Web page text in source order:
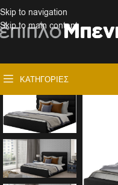
Skip to navigation
Skip to main content
ΚΑΤΗΓΟΡΊΕΣ